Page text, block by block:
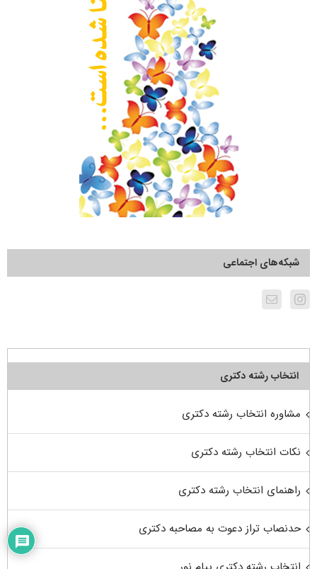
شبکه‌های اجتماعی
انتخاب رشته دکتری
مشاوره انتخاب رشته دکتری
نکات انتخاب رشته دکتری
راهنمای انتخاب رشته دکتری
حدنصاب تراز دعوت به مصاحبه دکتری